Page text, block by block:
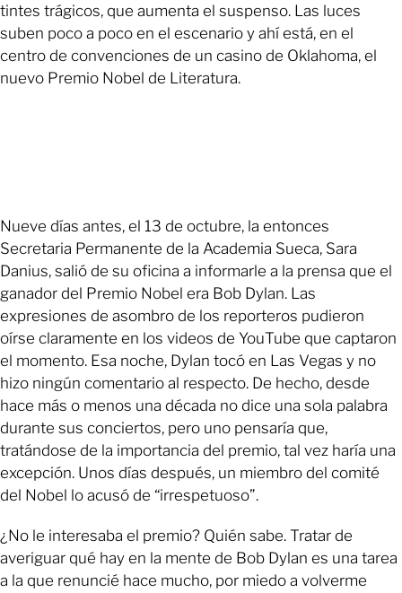
tintes trágicos, que aumenta el suspenso. Las luces
suben poco a poco en el escenario y ahí está, en el
centro de convenciones de un casino de Oklahoma, el
nuevo Premio Nobel de Literatura.
Nueve días antes, el 13 de octubre, la entonces
Secretaria Permanente de la Academia Sueca, Sara
Danius, salió de su oficina a informarle a la prensa que el
ganador del Premio Nobel era Bob Dylan. Las
expresiones de asombro de los reporteros pudieron
oírse claramente en los videos de YouTube que captaron
el momento. Esa noche, Dylan tocó en Las Vegas y no
hizo ningún comentario al respecto. De hecho, desde
hace más o menos una década no dice una sola palabra
durante sus conciertos, pero uno pensaría que,
tratándose de la importancia del premio, tal vez haría una
excepción. Unos días después, un miembro del comité
del Nobel lo acusó de “irrespetuoso”.
¿No le interesaba el premio? Quién sabe. Tratar de
averiguar qué hay en la mente de Bob Dylan es una tarea
a la que renuncié hace mucho, por miedo a volverme